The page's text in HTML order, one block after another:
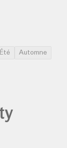
Été Automne